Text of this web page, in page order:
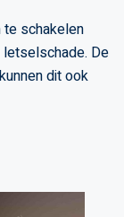
te schakelen
letselschade. De
dit ook